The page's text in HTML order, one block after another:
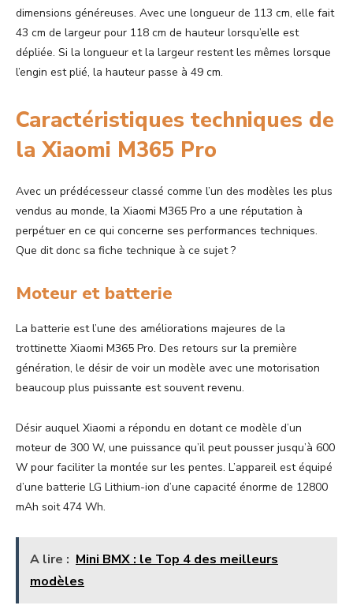
dimensions généreuses. Avec une longueur de 113 cm, elle fait
43 cm de largeur pour 118 cm de hauteur lorsqu’elle est
dépliée. Si la longueur et la largeur restent les mêmes lorsque
l’engin est plié, la hauteur passe à 49 cm.
Caractéristiques techniques de
la Xiaomi M365 Pro
Avec un prédécesseur classé comme l’un des modèles les plus
vendus au monde, la Xiaomi M365 Pro a une réputation à
perpétuer en ce qui concerne ses performances techniques.
Que dit donc sa fiche technique à ce sujet ?
Moteur et batterie
La batterie est l’une des améliorations majeures de la
trottinette Xiaomi M365 Pro. Des retours sur la première
génération, le désir de voir un modèle avec une motorisation
beaucoup plus puissante est souvent revenu.
Désir auquel Xiaomi a répondu en dotant ce modèle d’un
moteur de 300 W, une puissance qu’il peut pousser jusqu’à 600
W pour faciliter la montée sur les pentes. L’appareil est équipé
d’une batterie LG Lithium-ion d’une capacité énorme de 12800
mAh soit 474 Wh.
A lire : Mini BMX : le Top 4 des meilleurs
modèles